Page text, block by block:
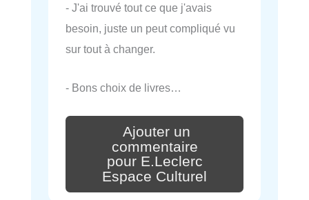
- J'ai trouvé tout ce que j'avais
besoin, juste un peut compliqué vu
sur tout à changer.
- Bons choix de livres…
Ajouter un
commentaire
pour E.Leclerc
Espace Culturel